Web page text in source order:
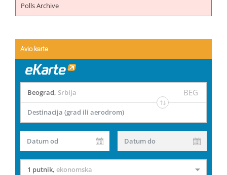
Polls Archive
Avio karte
Beograd, Srbija BEG
Destinacija (grad ili aerodrom)
Datum od Datum do
1 putnik, ekonomska